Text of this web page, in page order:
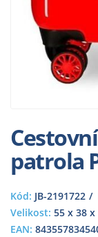
patrola
Kód: JB-2191722
Velikost: 55 x 38 x
EAN: